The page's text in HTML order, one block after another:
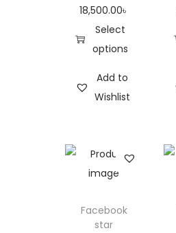
18,500.00৳
Select
options
Add to
Wishlist
Facebook
star